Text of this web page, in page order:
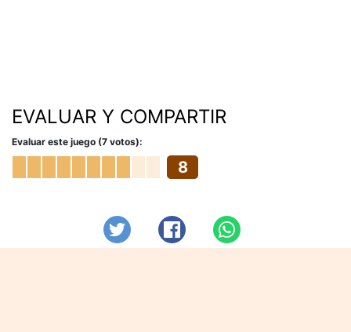
EVALUAR Y COMPARTIR
Evaluar este juego (7 votos):
8